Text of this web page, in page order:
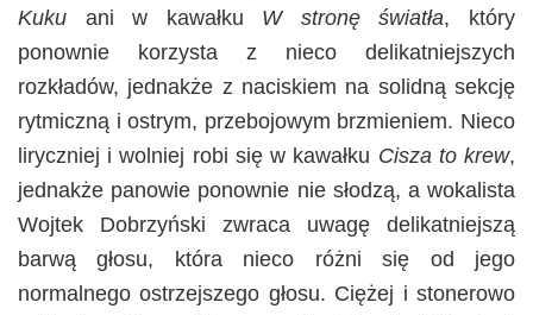
Kuku ani w kawałku W stronę światła, który
ponownie korzysta z nieco delikatniejszych
rozkładów, jednakże z naciskiem na solidną sekcję
rytmiczną i ostrym, przebojowym brzmieniem. Nieco
liryczniej i wolniej robi się w kawałku Cisza to krew,
jednakże panowie ponownie nie słodzą, a wokalista
Wojtek Dobrzyński zwraca uwagę delikatniejszą
barwą głosu, która nieco różni się od jego
normalnego ostrzejszego głosu. Ciężej i stonerowo